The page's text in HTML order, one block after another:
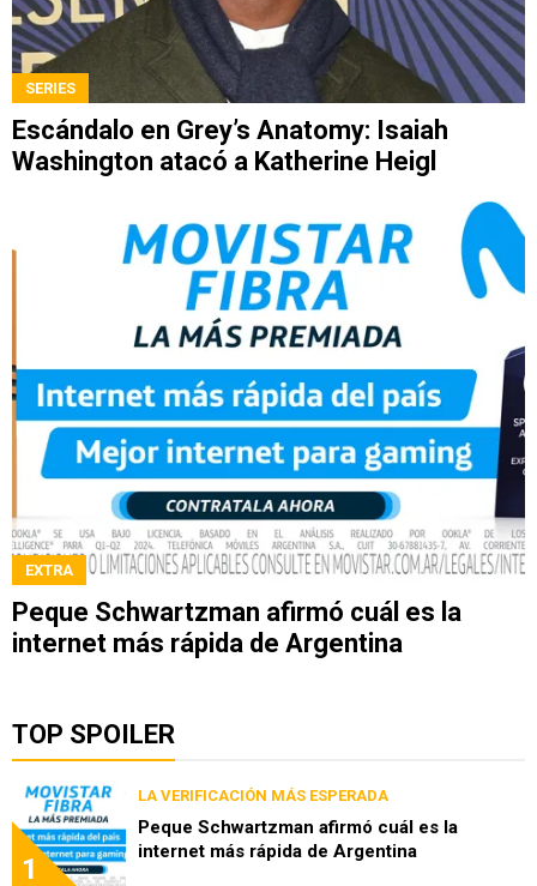
SERIES
Escándalo en Grey’s Anatomy: Isaiah
Washington atacó a Katherine Heigl
EXTRA
Peque Schwartzman afirmó cuál es la
internet más rápida de Argentina
TOP SPOILER
1
LA VERIFICACIÓN MÁS ESPERADA
Peque Schwartzman afirmó cuál es la
internet más rápida de Argentina